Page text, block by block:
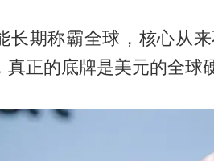
长期称霸全球，核心从
正的底牌是美元的全球